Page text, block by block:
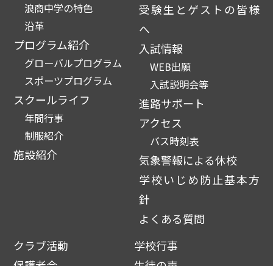
浪商中学の特色
沿革
プログラム紹介
グローバルプログラム
スポーツプログラム
スクールライフ
年間行事
制服紹介
施設紹介
受験生とゲストの皆様
へ
入試情報
WEB出願
入試説明会等
進路サポート
アクセス
バス時刻表
気象警報による休校
学校いじめ防止基本方
針
よくある質問
クラブ活動
学校行事